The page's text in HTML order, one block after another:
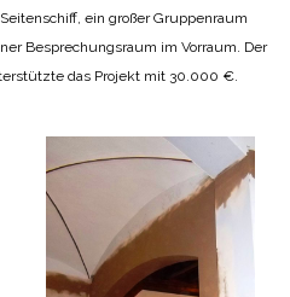
ein großer Gruppenraum
Besprechungsraum im Vorraum. Der
das Projekt mit 30.000 €.